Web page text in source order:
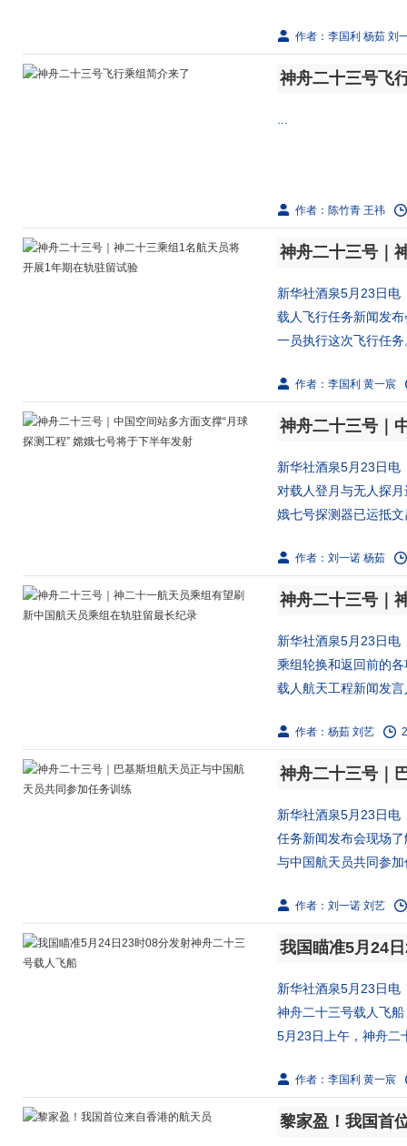
作者：李国利 杨茹 刘
神舟二十三号飞
作者：陈竹青 王祎
新华社酒泉5月23日电
载人飞行任务新闻发
一员执行这次飞行任
作者：李国利 黄一宸
新华社酒泉5月23日电
对载人登月与无人探
娥七号探测器已运抵
作者：刘一诺 杨茹
新华社酒泉5月23日电
乘组轮换和返回前的
载人航天工程新闻发
作者：杨茹 刘艺
新华社酒泉5月23日电
任务新闻发布会现场
与中国航天员共同参
作者：刘一诺 刘艺
我国瞄准5月24
新华社酒泉5月23日电
神舟二十三号载人飞
5月23日上午，神舟二
作者：李国利 黄一宸
黎家盈！我国首